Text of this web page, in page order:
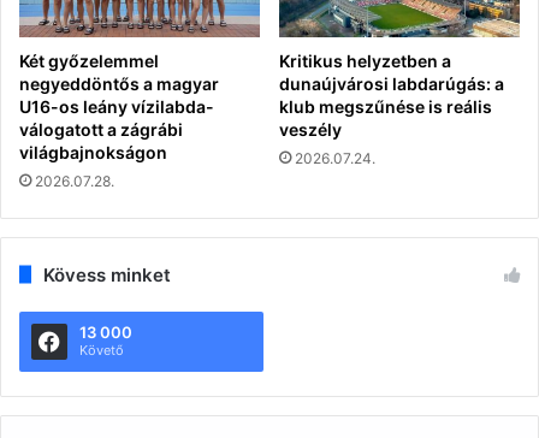
Két győzelemmel
negyeddöntős a magyar
U16-os leány vízilabda-
válogatott a zágrábi
világbajnokságon
2026.07.28.
Kritikus helyzetben a
dunaújvárosi labdarúgás: a
klub megszűnése is reális
veszély
2026.07.24.
Kövess minket
13 000
Követő